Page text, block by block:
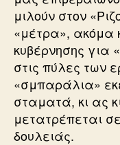
μιλούν στον
«μέτρα», ακόμα
κυβέρνησης για
στις πύλες των
«σμπαράλια»
σταματά, κι ας
μετατρέπεται
δουλειάς.